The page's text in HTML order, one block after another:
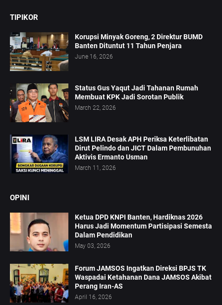
TIPIKOR
Korupsi Minyak Goreng, 2 Direktur BUMD
Banten Dituntut 11 Tahun Penjara
June 16, 2026
Status Gus Yaqut Jadi Tahanan Rumah
Membuat KPK Jadi Sorotan Publik
March 22, 2026
LSM LIRA Desak APH Periksa Keterlibatan
Dirut Pelindo dan JICT Dalam Pembunuhan
Aktivis Ermanto Usman
March 11, 2026
OPINI
Ketua DPD KNPI Banten, Hardiknas 2026
Harus Jadi Momentum Partisipasi Semesta
Dalam Pendidikan
May 03, 2026
Forum JAMSOS Ingatkan Direksi BPJS TK
Waspadai Ketahanan Dana JAMSOS Akibat
Perang Iran-AS
April 16, 2026